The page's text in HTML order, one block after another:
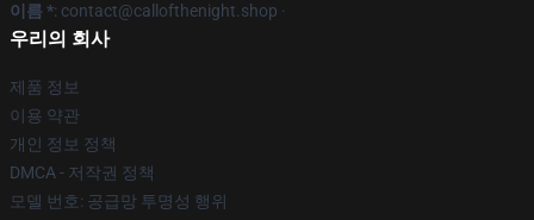
이름 *: contact@callofthenight.shop ·
우리의 회사
제품 정보
이용 약관
개인 정보 정책
DMCA - 저작권 정책
모델 번호: 공급망 투명성 행위